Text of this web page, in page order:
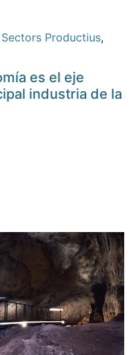
Productius,
es el eje
industria de la